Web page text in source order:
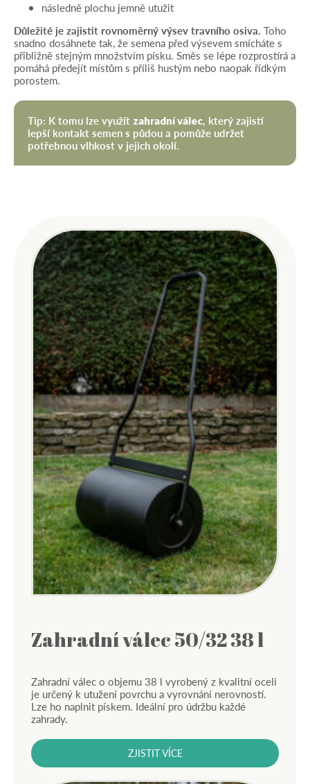
následně plochu jemně utužit
Důležité je zajistit rovnoměrný výsev travního osiva. Toho
snadno dosáhnete tak, že semena před výsevem smícháte s
přibližně stejným množstvím písku. Směs se lépe rozprostírá a
pomáhá předejít místům s příliš hustým nebo naopak řídkým
porostem.
Tip: K tomu lze využít zahradní válec, který zajistí
lepší kontakt semen s půdou a pomůže udržet
potřebnou vlhkost v jejich okolí.
Zahradní válec 50/32 38 l
Zahradní válec o objemu 38 l vyrobený z kvalitní oceli
je určený k utužení povrchu a vyrovnání nerovností.
Lze ho naplnit pískem. Ideální pro údržbu každé
zahrady.
ZJISTIT VÍCE